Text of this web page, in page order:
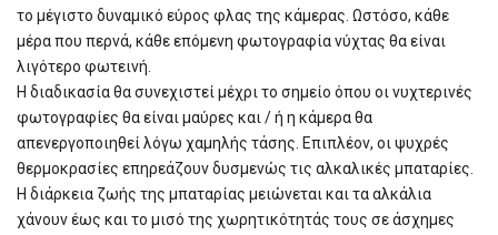
το μέγιστο δυναμικό εύρος φλας της κάμερας. Ωστόσο, κάθε
μέρα που περνά, κάθε επόμενη φωτογραφία νύχτας θα είναι
λιγότερο φωτεινή.
Η διαδικασία θα συνεχιστεί μέχρι το σημείο όπου οι νυχτερινές
φωτογραφίες θα είναι μαύρες και / ή η κάμερα θα
απενεργοποιηθεί λόγω χαμηλής τάσης. Επιπλέον, οι ψυχρές
θερμοκρασίες επηρεάζουν δυσμενώς τις αλκαλικές μπαταρίες.
Η διάρκεια ζωής της μπαταρίας μειώνεται και τα αλκάλια
χάνουν έως και το μισό της χωρητικότητάς τους σε άσχημες